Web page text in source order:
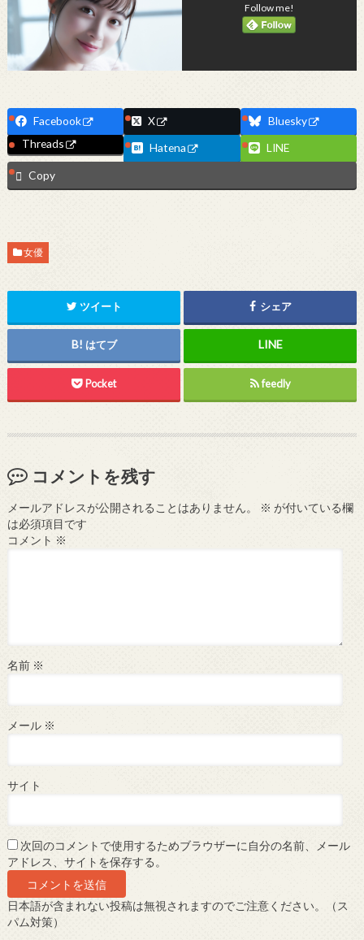
Follow me!
Facebook X
Bluesky
Threads
Hatena
LINE
Copy
女優
ツイート シェア
はてブ
Pocket feedly
コメントを残す
メールアドレスが公開されることはありません。 ※ が付いている欄
は必須項目です
コメント ※
名前 ※
メール ※
サイト
次回のコメントで使用するためブラウザーに自分の名前、メール
アドレス、サイトを保存する。
日本語が含まれない投稿は無視されますのでご注意ください。（ス
パム対策）